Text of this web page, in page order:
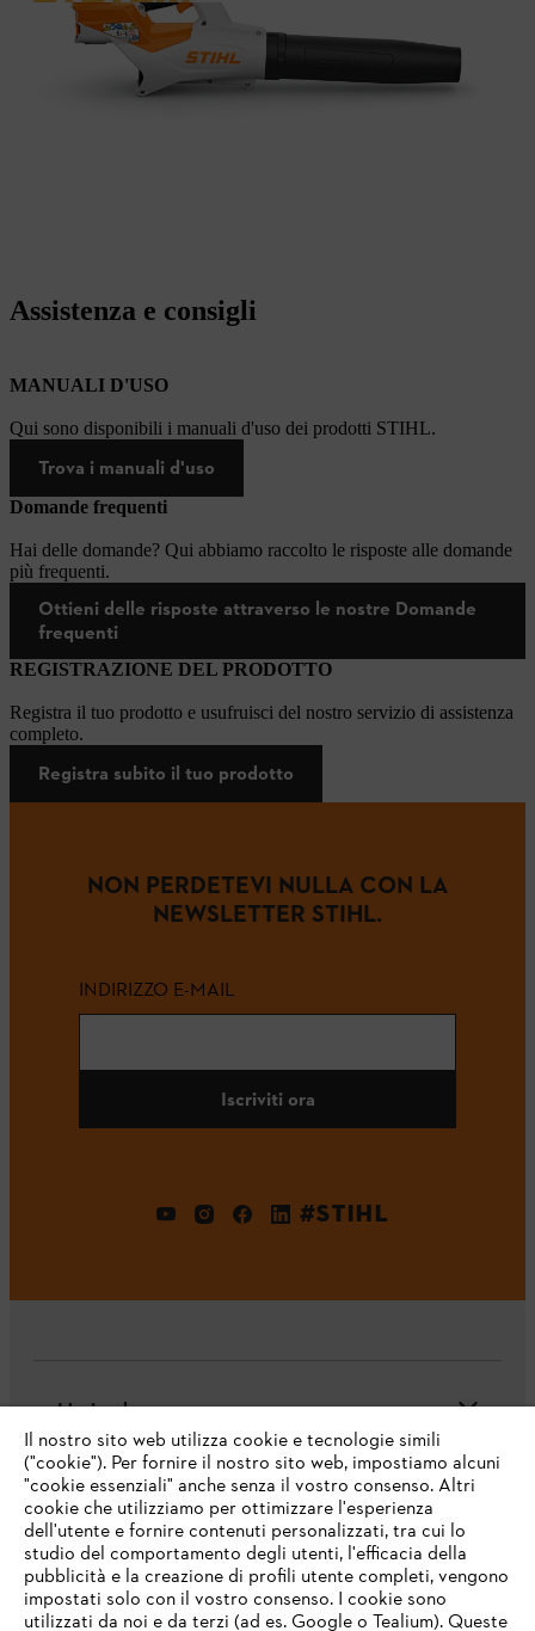
Assistenza e consigli
MANUALI D'USO
Qui sono disponibili i manuali d'uso dei prodotti STIHL.
Trova i manuali d'uso
Domande frequenti
Hai delle domande? Qui abbiamo raccolto le risposte alle domande
più frequenti.
Ottieni delle risposte attraverso le nostre Domande
frequenti
REGISTRAZIONE DEL PRODOTTO
Registra il tuo prodotto e usufruisci del nostro servizio di assistenza
completo.
Registra subito il tuo prodotto
NON PERDETEVI NULLA CON LA
NEWSLETTER STIHL.
INDIRIZZO E-MAIL
Iscriviti ora
#STIHL
L'azienda
Domande frequenti
Assistenza
Il nostro sito web utilizza cookie e tecnologie simili
("cookie"). Per fornire il nostro sito web, impostiamo alcuni
"cookie essenziali" anche senza il vostro consenso. Altri
cookie che utilizziamo per ottimizzare l'esperienza
dell'utente e fornire contenuti personalizzati, tra cui lo
studio del comportamento degli utenti, l'efficacia della
pubblicità e la creazione di profili utente completi, vengono
impostati solo con il vostro consenso. I cookie sono
utilizzati da noi e da terzi (ad es. Google o Tealium). Queste